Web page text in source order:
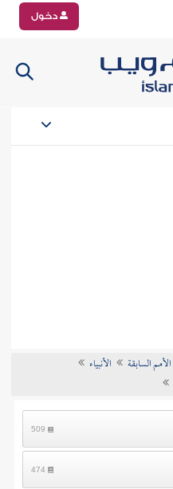
دخول
الأمم السابقة
الأنبياء
509
474